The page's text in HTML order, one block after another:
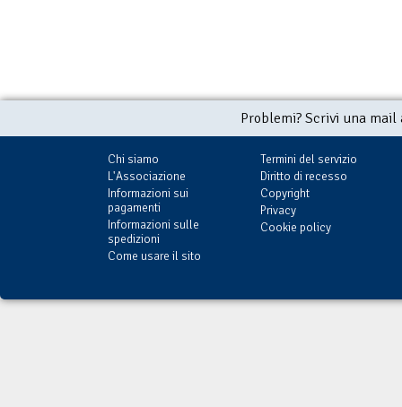
Problemi? Scrivi una
Chi siamo
L'Associazione
Informazioni sui
pagamenti
Informazioni sulle
spedizioni
Come usare il sito
Termini del servizio
Diritto di recesso
Copyright
Privacy
Cookie policy